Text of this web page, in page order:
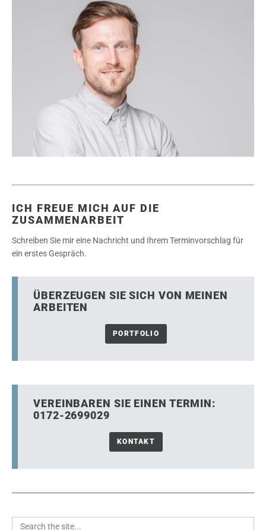
ICH FREUE MICH AUF DIE
ZUSAMMENARBEIT
Schreiben Sie mir eine Nachricht und Ihrem Terminvorschlag für
ein erstes Gespräch.
ÜBERZEUGEN SIE SICH VON MEINEN
ARBEITEN
PORTFOLIO
VEREINBAREN SIE EINEN TERMIN:
0172-2699029
KONTAKT